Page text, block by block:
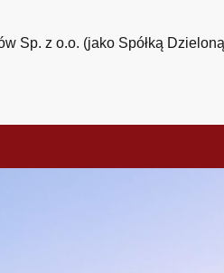
Sp. z o.o. (jako Spółką